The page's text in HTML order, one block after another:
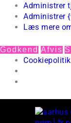
Administrer
Administrer
Læs mere
Godkend Afvis
Cookiepolitik